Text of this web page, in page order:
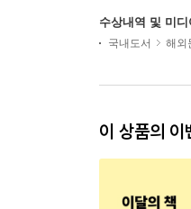
수상내역 및 미
국내도서 해외
이 상품의 이